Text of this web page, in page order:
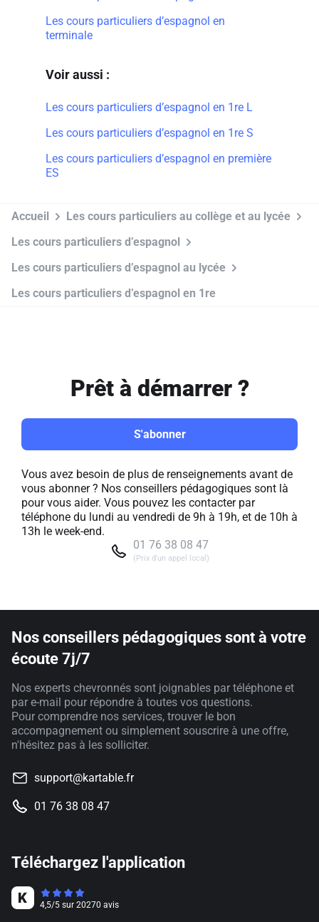
Les cours particuliers d’espagnol en
terminale
Voir aussi :
Les cours particuliers d’espagnol en 1re L
Les cours particuliers d’espagnol en 1re S
Les cours particuliers d’espagnol en première
ES
Accueil
Les cours particuliers au collège et au lycée
Les cours particuliers d’espagnol
Les cours particuliers d’espagnol au lycée
Les cours particuliers d’espagnol en 1re
Prêt à démarrer ?
S'abonner
Vous avez besoin de plus de renseignements avant de
vous abonner ? Nos conseillers pédagogiques sont là
pour vous aider. Vous pouvez les contacter par
téléphone du lundi au vendredi de 9h à 19h, et de 10h à
13h le week-end.
01 76 38 08 47
(Prix d'un appel local)
Nos conseillers pédagogiques sont à votre
écoute 7j/7
Nos experts chevronnés sont joignables par téléphone et
par e-mail pour répondre à toutes vos questions.
Pour comprendre nos services, trouver le bon
accompagnement ou simplement souscrire à une offre,
n'hésitez pas à les solliciter.
support@kartable.fr
01 76 38 08 47
Téléchargez l'application
4,5/5 sur 20270 avis